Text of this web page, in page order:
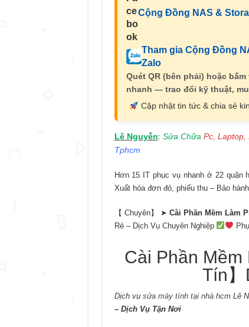
Cộng Đồng NAS &
Tham gia Cộng Đồng
Zalo
Quét QR (bên phải) hoặc
nhanh — trao đổi kỹ thuật,
Cập nhật tin tức & chia sẻ
Lê Nguyễn: Sửa Chữa Pc, Laptop,
Tphcm
Hơn 15 IT phục vụ nhanh ở 22
Xuất hóa đơn đỏ, phiếu thu – Bảo
【 Chuyên】 ➤ Cài Phần Mềm Làm
Rẻ – Dịch Vụ Chuyên Nghiệp
Cài Phần Mềm
Tín
Dịch vụsửa máy tính tại nhà hcmLê
– Dịch Vụ Tận Nơi